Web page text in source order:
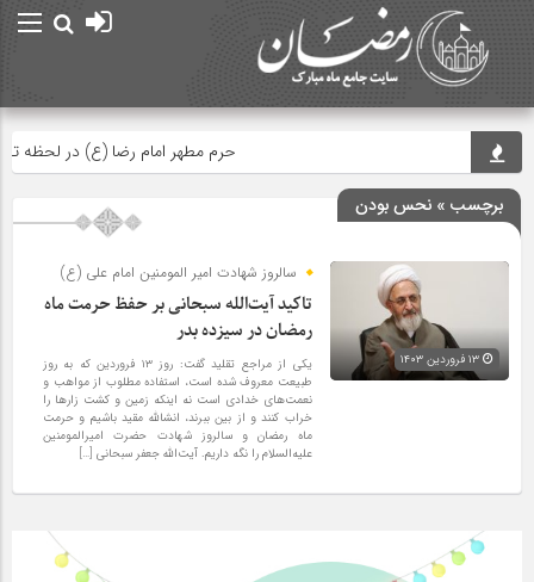
حرم مطهر امام رضا (ع) در لحظه تحویل
برچسب » نحس بودن
سالروز شهادت امیر المومنین امام علی (ع)
تاکید آیت‌الله سبحانی بر حفظ حرمت ماه
رمضان در سیزده بدر
یکی از مراجع تقلید گفت: روز ۱۳ فروردین که به روز
طبیعت معروف شده است، استفاده مطلوب از مواهب و
نعمت‌های خدادی است نه اینکه زمین و کشت زار‌ها را
خراب کنند و از بین ببرند، انشالله مقید باشیم و حرمت
ماه رمضان و سالروز شهادت حضرت امیرالمومنین
علیه‌السلام را نگه داریم. آیت‌الله جعفر سبحانی […]